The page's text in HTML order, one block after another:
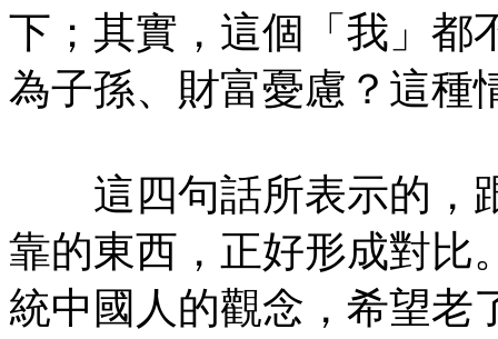
下；其實，這個「我」都
為子孫、財富憂慮？這種
這四句話所表示的，
靠的東西，正好形成對比
統中國人的觀念，希望老